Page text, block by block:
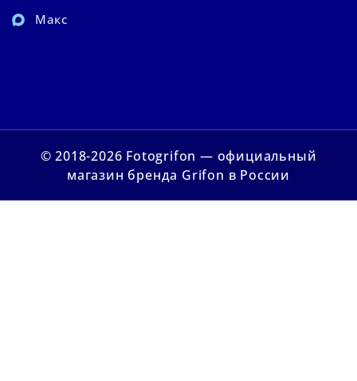
Макс
© 2018-2026 Fotogrifon — официальный
магазин бренда Grifon в России